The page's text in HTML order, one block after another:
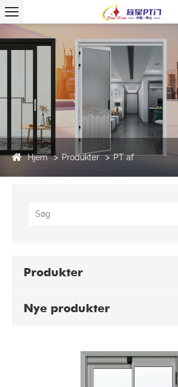
Hjem Produkter PT af
Produkter
Nye produkter